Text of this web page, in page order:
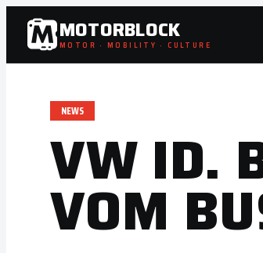
Zum
Inhalt
springen
MOTORBLOCK
MOTOR · MOBILITY · CULTURE
NEWS
VW ID.
VOM